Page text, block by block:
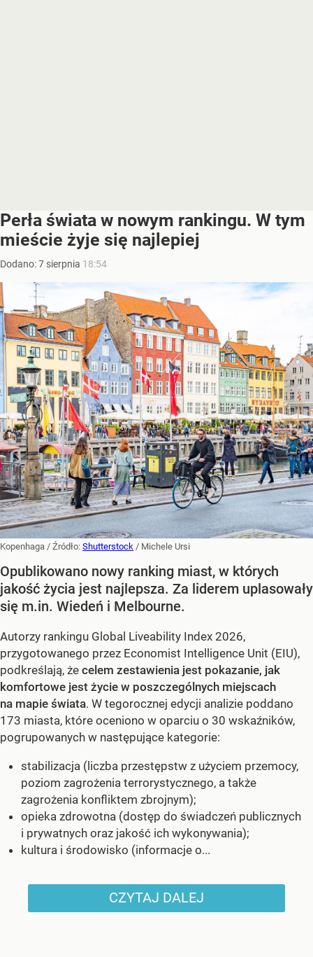
Perła świata w nowym rankingu. W tym
mieście żyje się najlepiej
Dodano:7 sierpnia 18:54
Kopenhaga / Źródło: Shutterstock / Michele Ursi
Opublikowano nowy ranking miast, w których
jakość życia jest najlepsza. Za liderem uplasowały
się m.in. Wiedeń i Melbourne.
Autorzy rankingu Global Liveability Index 2026,
przygotowanego przez Economist Intelligence Unit (EIU),
podkreślają, że celem zestawienia jest pokazanie, jak
komfortowe jest życie w poszczególnych miejscach
na mapie świata. W tegorocznej edycji analizie poddano
173 miasta, które oceniono w oparciu o 30 wskaźników,
pogrupowanych w następujące kategorie:
stabilizacja (liczba przestępstw z użyciem przemocy,
poziom zagrożenia terrorystycznego, a także
zagrożenia konfliktem zbrojnym);
opieka zdrowotna (dostęp do świadczeń publicznych
i prywatnych oraz jakość ich wykonywania);
kultura i środowisko (informacje o...
CZYTAJ DALEJ